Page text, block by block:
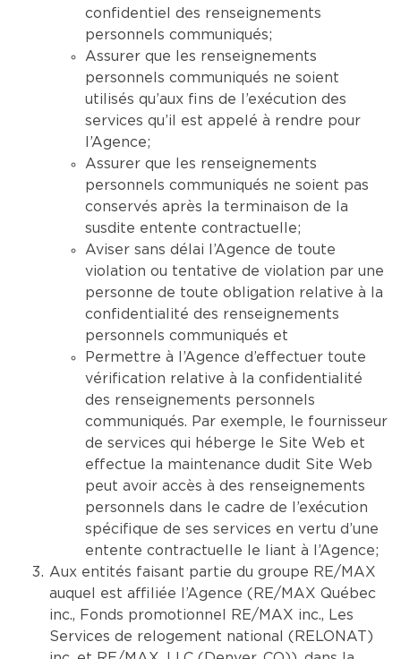
confidentiel des renseignements
personnels communiqués;
Assurer que les renseignements
personnels communiqués ne soient
utilisés qu’aux fins de l’exécution des
services qu’il est appelé à rendre pour
l’Agence;
Assurer que les renseignements
personnels communiqués ne soient pas
conservés après la terminaison de la
susdite entente contractuelle;
Aviser sans délai l’Agence de toute
violation ou tentative de violation par une
personne de toute obligation relative à la
confidentialité des renseignements
personnels communiqués et
Permettre à l’Agence d’effectuer toute
vérification relative à la confidentialité
des renseignements personnels
communiqués. Par exemple, le fournisseur
de services qui héberge le Site Web et
effectue la maintenance dudit Site Web
peut avoir accès à des renseignements
personnels dans le cadre de l’exécution
spécifique de ses services en vertu d’une
entente contractuelle le liant à l’Agence;
Aux entités faisant partie du groupe RE/MAX
auquel est affiliée l’Agence (RE/MAX Québec
inc., Fonds promotionnel RE/MAX inc., Les
Services de relogement national (RELONAT)